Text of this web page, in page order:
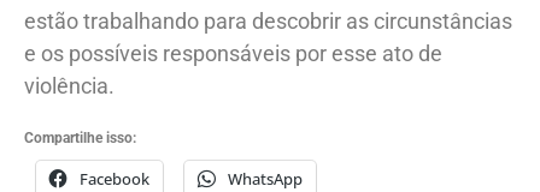
estão trabalhando para descobrir as circunstâncias
e os possíveis responsáveis por esse ato de
violência.
Compartilhe isso:
Facebook WhatsApp